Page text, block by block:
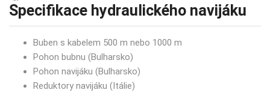
Specifikace hydraulického navijáku
Buben s kabelem 500 m nebo 1000 m
Pohon bubnu (Bulharsko)
Pohon navijáku (Bulharsko)
Reduktory navijáku (Itálie)